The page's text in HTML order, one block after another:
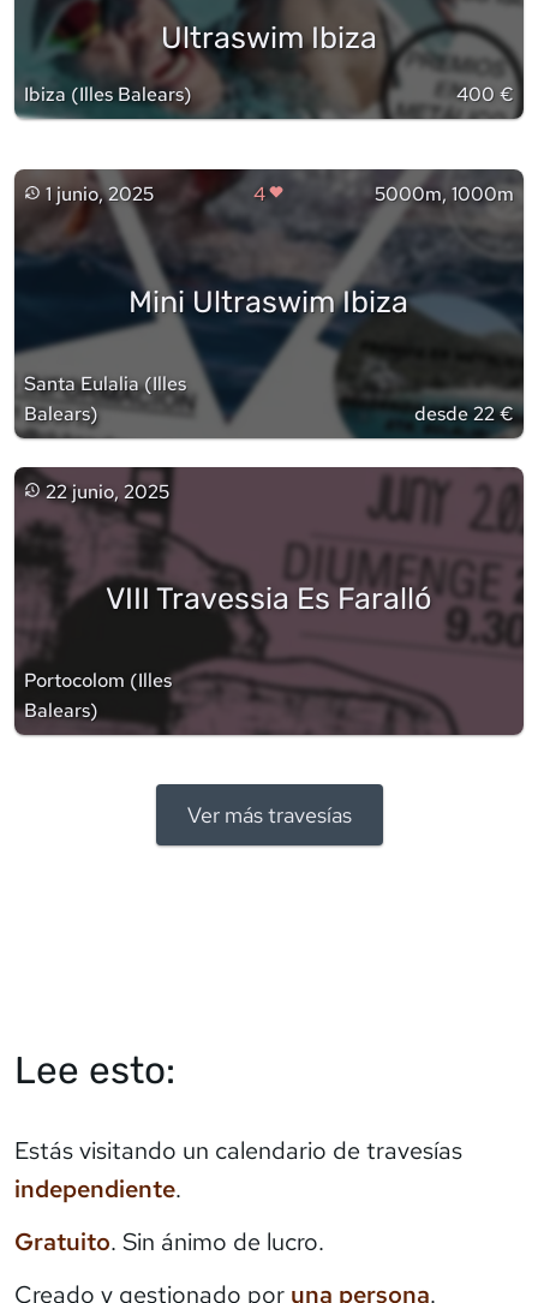
Ultraswim Ibiza
Ibiza (Illes Balears) 400 €
1 junio, 2025 4 5000m, 1000m
Mini Ultraswim Ibiza
Santa Eulalia(Illes
Balears) desde 22 €
22 junio, 2025
VIII Travessia Es Faralló
Portocolom (Illes
Balears)
Ver más travesías
Lee esto:
Estás visitando un calendario de travesías
independiente.
Gratuito. Sin ánimo de lucro.
Creado y gestionado por una persona.